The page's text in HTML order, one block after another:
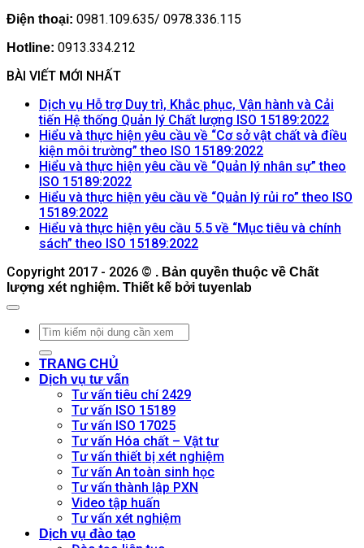
Điện thoại: 0981.109.635/ 0978.336.115
Hotline: 0913.334.212
BÀI VIẾT MỚI NHẤT
Dịch vụ Hỗ trợ Duy trì, Khắc phục, Vận hành và Cải
tiến Hệ thống Quản lý Chất lượng ISO 15189:2022
có
luận
Dịch
Hỗ
Hiểu và thực hiện yêu cầu về “Cơ sở vật chất và điều
kiện môi trường” theo ISO 15189:2022Không
có
luận
Hiểu
hiện
Hiểu và thực hiện yêu cầu về “Quản lý nhân sự” theo
ISO 15189:2022Không
có
luận
ở
và
thực
cầu
nhân
sự”
theo
ISO
15189:2022
Hiểu và thực hiện yêu cầu về “Quản lý rủi ro” theo ISO
15189:2022Không
có
bình
ở
Hiểu
hiện
cầu
về
“Quản
lý
rủi
ro”
theo
ISO
15189:2022
Hiểu và thực hiện yêu cầu 5.5 về “Mục tiêu và chính
sách” theo ISO 15189:2022Không
bình
luận
“Mục
tiêu
và
chính
Copyright 2017 - 2026 © . Bản quyền thuộc về Chất
lượng xét nghiệm. Thiết kế bởi tuyenlab
TRANG CHỦ
Dịch vụ tư vấn
Tư vấn tiêu chí 2429
Tư vấn ISO 15189
Tư vấn ISO 17025
Tư vấn Hóa chất – Vật tư
Tư vấn thiết bị xét nghiệm
Tư vấn An toàn sinh học
Tư vấn thành lập PXN
Video tập huấn
Tư vấn xét nghiệm
Dịch vụ đào tạo